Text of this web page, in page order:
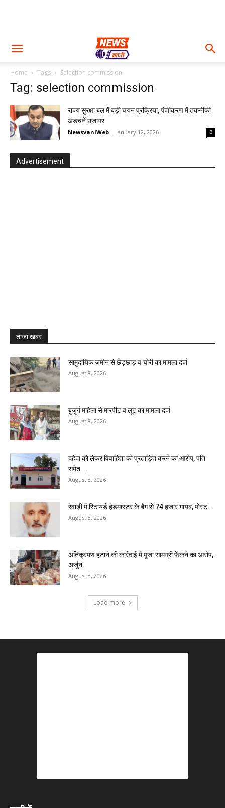
Home Tags Selection commission
Tag: selection commission
राज्य सुरक्षा बल में बड़ी चयन प्रक्रिया, पंजीकरण में तकनीकी
अड़चनें उजागर
NewsvaniWeb - January 12, 2026 0
Advertisement
ताजा खबर
सामुदायिक जमीन से छेड़छाड़ व चोरी का मामला दर्ज
August 8, 2026
बुजुर्ग महिला से मारपीट व लूट का मामला दर्ज
August 8, 2026
दहेज को लेकर विवाहिता को प्रताड़ित करने का आरोप, पति
समेत...
August 8, 2026
रेवाड़ी में रिटायर्ड हेडमास्टर के बैग से ₹74 हजार गायब, पोस्ट...
August 8, 2026
अतिक्रमण हटाने की कार्रवाई में पूजा सामग्री फेंकने का आरोप,
अर्जुन...
August 8, 2026
Load more